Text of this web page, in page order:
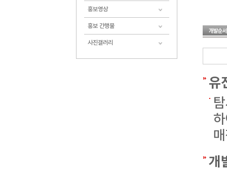
홍보영상
홍보 간행물
사진갤러리
유
개